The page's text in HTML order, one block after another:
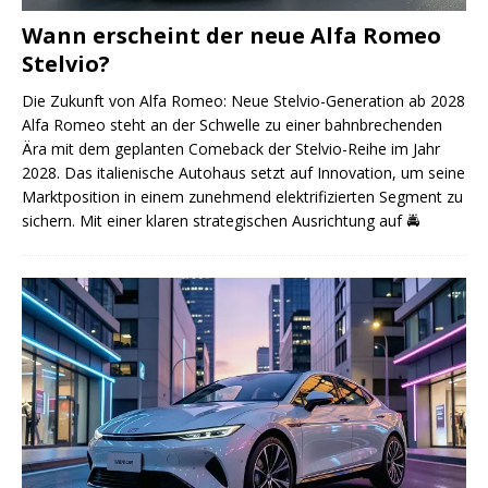
Wann erscheint der neue Alfa Romeo
Stelvio?
Die Zukunft von Alfa Romeo: Neue Stelvio-Generation ab 2028
Alfa Romeo steht an der Schwelle zu einer bahnbrechenden
Ära mit dem geplanten Comeback der Stelvio-Reihe im Jahr
2028. Das italienische Autohaus setzt auf Innovation, um seine
Marktposition in einem zunehmend elektrifizierten Segment zu
sichern. Mit einer klaren strategischen Ausrichtung auf🚔